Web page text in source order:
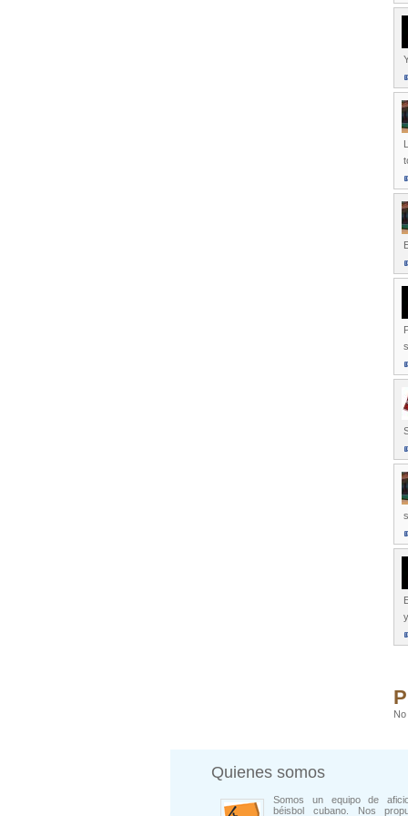
Quienes somos
Somos un equipo de
béisbol cubano. Nos